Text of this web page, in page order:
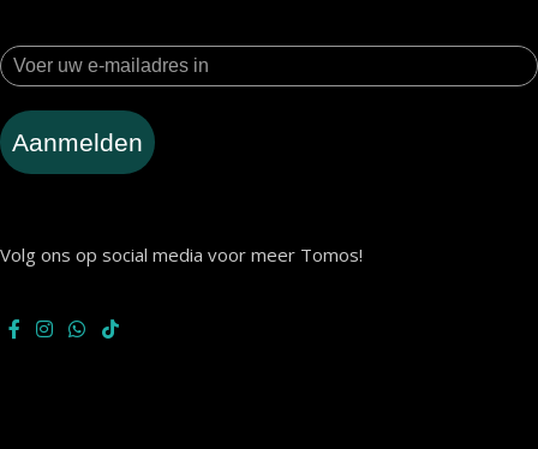
Aanmelden
Volg ons op social media voor meer Tomos!